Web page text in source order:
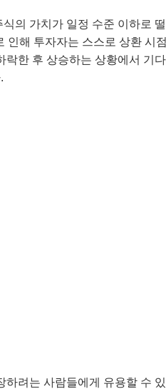
식의 가치가 일정 수준 이하로
해 투자자는 스스로 상환 시
한 후 상승하는 상황에서 기
려는 사람들에게 유용할 수